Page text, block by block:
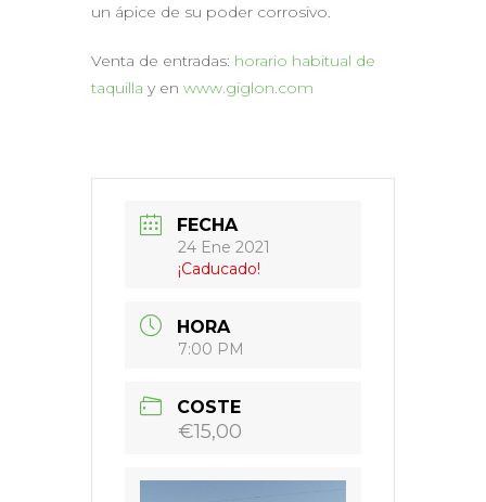
un ápice de su poder corrosivo.
Venta de entradas: horario habitual de
taquilla y en www.giglon.com
FECHA
24 Ene 2021
¡Caducado!
HORA
7:00 PM
COSTE
€15,00